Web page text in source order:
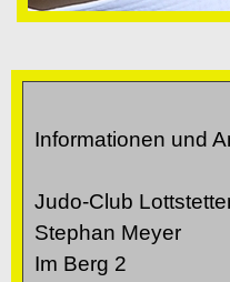
Informationen und
Judo-Club
Stephan Meyer
Im Berg 2